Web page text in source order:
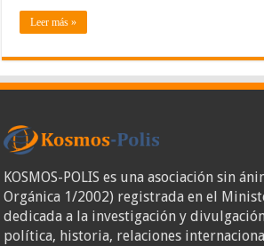
Leer más »
KOSMOS-POLIS es una asociación sin
Orgánica 1/2002) registrada en el
dedicada a la investigación y
política, historia, relaciones